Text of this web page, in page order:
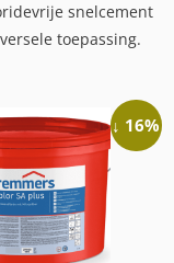
snelcement
toepassing.
↓ 16%